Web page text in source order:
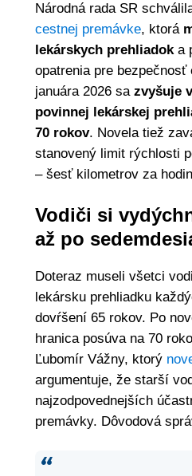
Národná rada SR
cestnej premávke, ktorá
lekárskych prehliadoka
opatrenia pre bezpečnosť
januára 2026 sazvyšuje
povinnej lekárskej
70 rokov. Novela tiež
stanovený limit rýchlosti
– šesť kilometrov za
Vodiči si
až po
Doteraz museli všetci
lekársku prehliadku
dovŕšení 65 rokov. Po
hranica posúva na 70
Ľubomír Vážny, ktorý
argumentuje, že starší
najzodpovednejších
premávky. Dôvodová